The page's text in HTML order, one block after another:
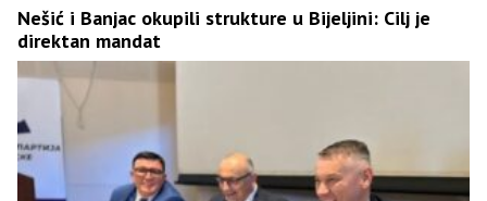
Nešić i Banjac okupili strukture u Bijeljini: Cilj je
direktan mandat